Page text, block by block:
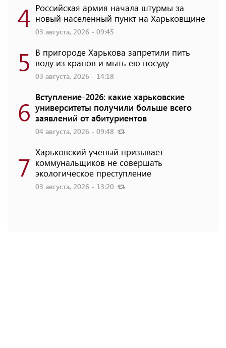
4 Российская армия начала штурмы за
новый населенный пункт на Харьковщине
03 августа, 2026 - 09:45
5 В пригороде Харькова запретили пить
воду из кранов и мыть ею посуду
03 августа, 2026 - 14:18
6 Вступление-2026: какие харьковские
университеты получили больше всего
заявлений от абитуриентов
04 августа, 2026 - 09:48
7 Харьковский ученый призывает
коммунальщиков не совершать
экологическое преступление
03 августа, 2026 - 13:20